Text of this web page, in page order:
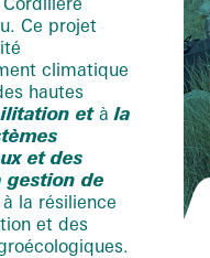
Ce projet
climatique
hautes
et à la
et des
gestion de
la résilience
et des